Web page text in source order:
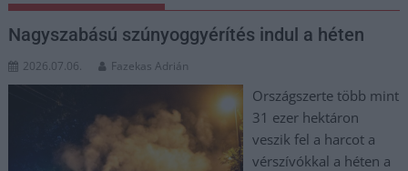
Nagyszabású szúnyoggyérítés indul a héten
2026.07.06. Fazekas Adrián
Országszerte több mint
31 ezer hektáron
veszik fel a harcot a
vérszívókkal a héten a